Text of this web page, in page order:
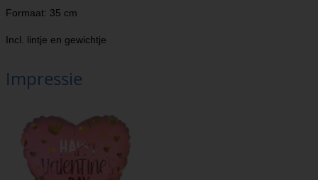
Formaat: 35 cm
Incl. lintje en gewichtje
Impressie